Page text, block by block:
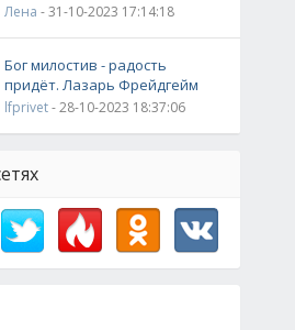
Лена - 31-10-2023 17:14:18
Бог милостив - радость
придёт. Лазарь Фрейдгейм
lfprivet- 28-10-2023 18:37:06